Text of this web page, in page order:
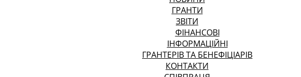
ГРАНТИ
ЗВІТИ
ФІНАНСОВІ
ІНФОРМАЦІЙНІ
ГРАНТЕРІВ ТА БЕНЕФІЦІАРІВ
КОНТАКТИ